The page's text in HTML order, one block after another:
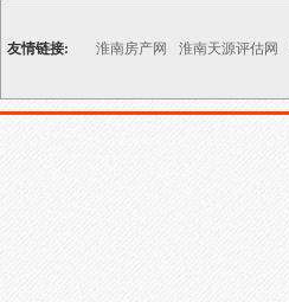
友情链接: 淮南房产网 淮南天源评估网